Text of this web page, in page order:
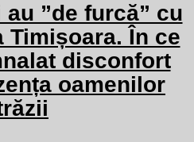
”de furcă” cu
Timișoara. În ce
disconfort
oamenilor